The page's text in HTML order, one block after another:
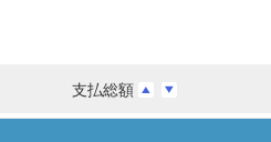
支払総額